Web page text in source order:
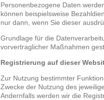
Personenbezogene Daten
können beispielsweise
nur dann, wenn Sie dieser
Grundlage für die
vorvertraglicher Maßnahmen
Registrierung auf dieser
Zur Nutzung bestimmter
Zwecke der Nutzung des
Andernfalls werden wir die